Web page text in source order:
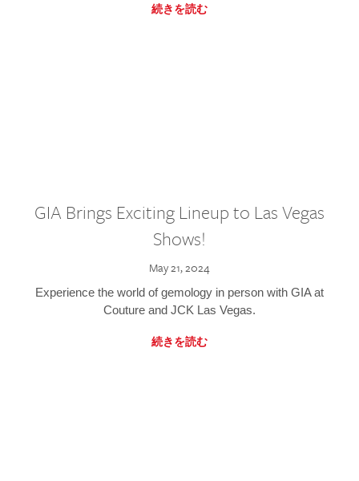
続きを読む
GIA Brings Exciting Lineup to Las Vegas
Shows!
May 21, 2024
Experience the world of gemology in person with GIA at
Couture and JCK Las Vegas.
続きを読む